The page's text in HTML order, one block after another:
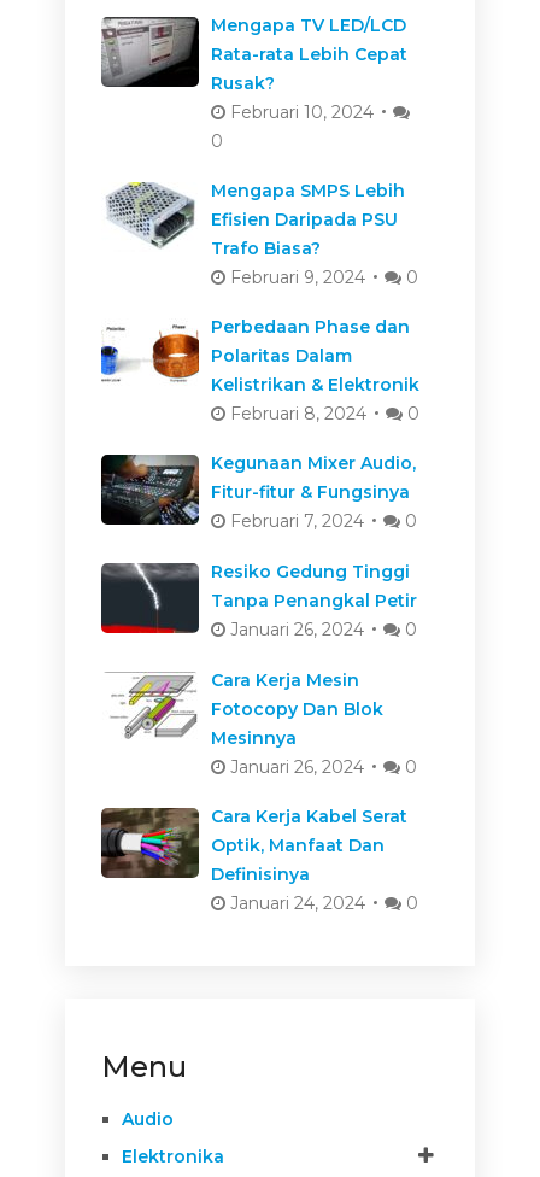
Mengapa TV LED/LCD
Rata-rata Lebih Cepat
Rusak?
Februari 10, 2024
0
Mengapa SMPS Lebih
Efisien Daripada PSU
Trafo Biasa?
Februari 9, 2024
0
Perbedaan Phase dan
Polaritas Dalam
Kelistrikan & Elektronik
Februari 8, 2024
0
Kegunaan Mixer Audio,
Fitur-fitur & Fungsinya
Februari 7, 2024
0
Resiko Gedung Tinggi
Tanpa Penangkal Petir
Januari 26, 2024
0
Cara Kerja Mesin
Fotocopy Dan Blok
Mesinnya
Januari 26, 2024
0
Cara Kerja Kabel Serat
Optik, Manfaat Dan
Definisinya
Januari 24, 2024
0
Menu
Audio
Elektronika